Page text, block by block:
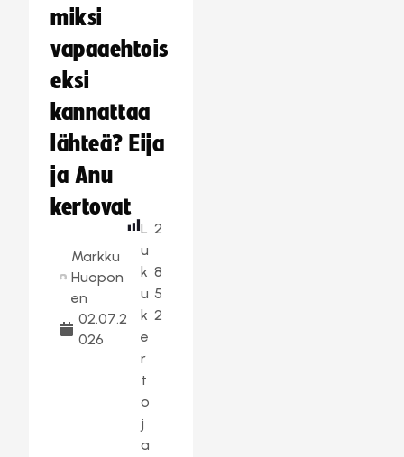
miksi
vapaaehtois
eksi
kannattaa
lähteä? Eija
ja Anu
kertovat
Markku
Huopon
en
02.07.2
026
L
u
k
u
k
e
r
t
o
j
a
2
8
5
2